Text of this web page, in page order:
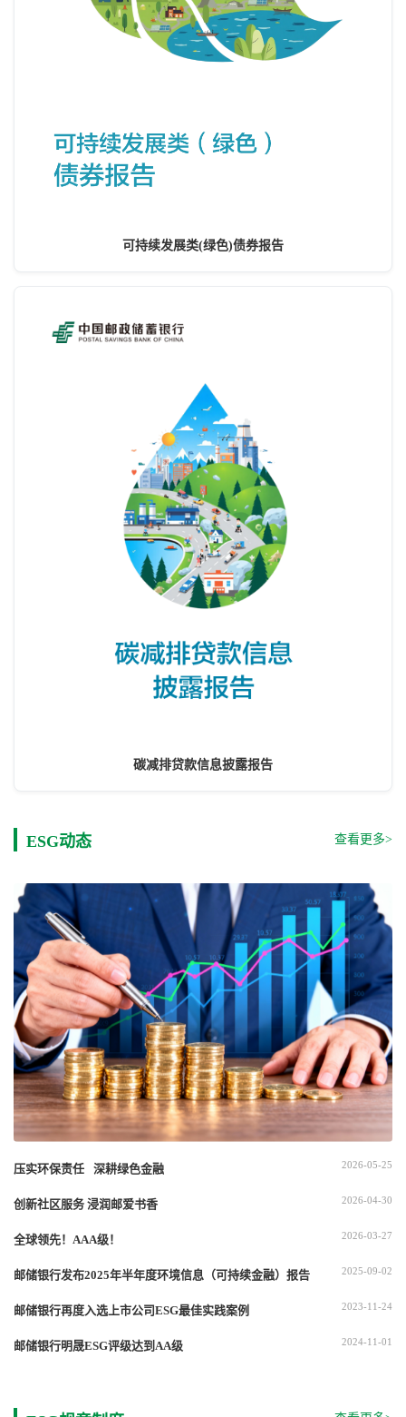
可持续发展类(绿色)债券报告
碳减排贷款信息披露报告
ESG动态 查看更多>
压实环保责任 深耕绿色金融 2026-05-25
创新社区服务 浸润邮爱书香 2026-04-30
全球领先！AAA级！ 2026-03-27
邮储银行发布2025年半年度环境信息（可持续金融）报告 2025-09-02
邮储银行再度入选上市公司ESG最佳实践案例 2023-11-24
邮储银行明晟ESG评级达到AA级 2024-11-01